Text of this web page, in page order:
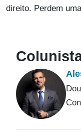
direito. Perdem